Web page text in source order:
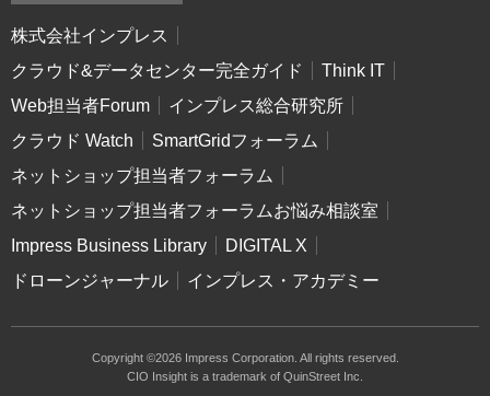
株式会社インプレス
クラウド&データセンター完全ガイド
Think IT
Web担当者Forum
インプレス総合研究所
クラウド Watch
SmartGridフォーラム
ネットショップ担当者フォーラム
ネットショップ担当者フォーラムお悩み相談室
Impress Business Library
DIGITAL X
ドローンジャーナル
インプレス・アカデミー
Copyright ©2026 Impress Corporation. All rights reserved.
CIO Insight is a trademark of QuinStreet Inc.